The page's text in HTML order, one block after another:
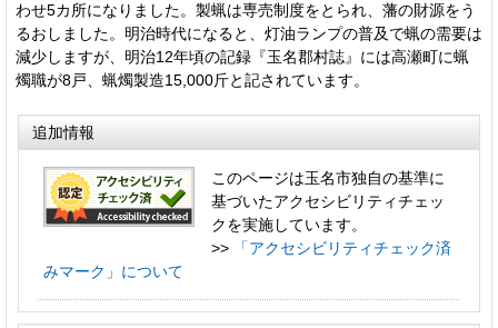
わせ5カ所になりました。製蝋は専売制度をとられ、藩の財源をう
るおしました。明治時代になると、灯油ランプの普及で蝋の需要は
減少しますが、明治12年頃の記録『玉名郡村誌』には高瀬町に蝋
燭職が8戸、蝋燭製造15,000斤と記されています。
追加情報
このページは玉名市独自の基準に
基づいたアクセシビリティチェッ
クを実施しています。
>>
「アクセシビリティチェック済
みマーク」について